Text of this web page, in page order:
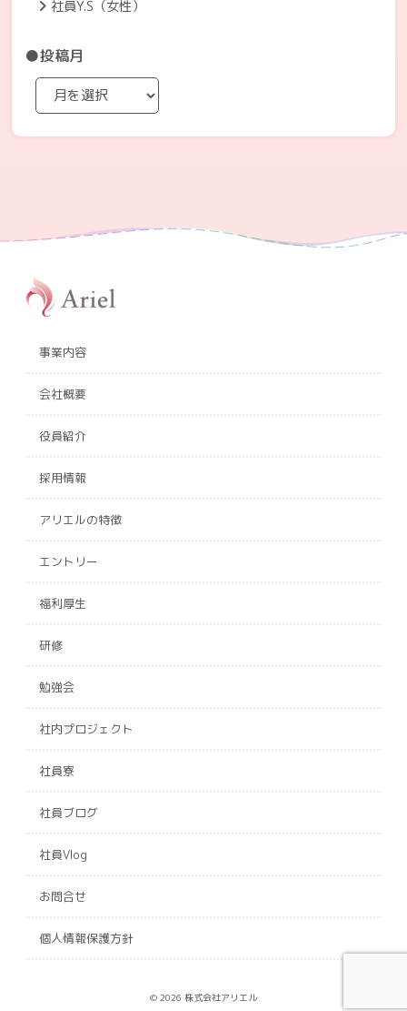
社員Y.S（女性）
●投稿月
事業内容
会社概要
役員紹介
採用情報
アリエルの特徴
エントリー
福利厚生
研修
勉強会
社内プロジェクト
社員寮
社員ブログ
社員Vlog
お問合せ
個人情報保護方針
© 2026 株式会社アリエル